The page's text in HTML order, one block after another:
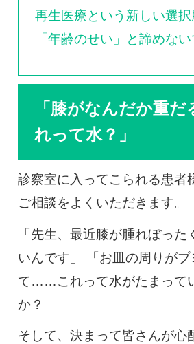
再生医療という新しい選択
「年齢のせい」と諦めな
「膝がなんだか重
れって水？」
診察室に入ってこられる患者
ご相談をよくいただきます。
「先生、最近膝が腫れぼった
いんです」 「お皿の周りが
て……これって水がたまって
か？」
そして、決まって皆さんが心